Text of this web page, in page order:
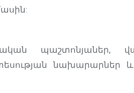
պաշտոնյաներ,
նախարարներ